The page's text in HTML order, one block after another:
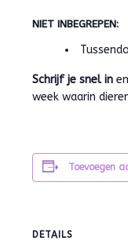
NIET INBEGREPEN:
Schrijf je snel in
week waarin
Toevoegen
DETAILS